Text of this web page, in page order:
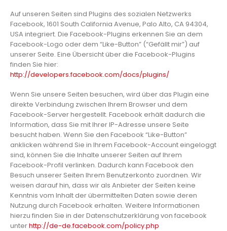
Auf unseren Seiten sind Plugins des sozialen Netzwerks
Facebook, 1601 South California Avenue, Palo Alto, CA 94304,
USA integriert. Die Facebook-Plugins erkennen Sie an dem
Facebook-Logo oder dem “Like-Button” (“Gefällt mir”) auf
unserer Seite. Eine Übersicht über die Facebook-Plugins
finden Sie hier:
http://developers.facebook.com/docs/plugins/
Wenn Sie unsere Seiten besuchen, wird über das Plugin eine
direkte Verbindung zwischen Ihrem Browser und dem
Facebook-Server hergestellt. Facebook erhält dadurch die
Information, dass Sie mit Ihrer IP-Adresse unsere Seite
besucht haben. Wenn Sie den Facebook “Like-Button”
anklicken während Sie in Ihrem Facebook-Account eingeloggt
sind, können Sie die Inhalte unserer Seiten auf Ihrem
Facebook-Profil verlinken. Dadurch kann Facebook den
Besuch unserer Seiten Ihrem Benutzerkonto zuordnen. Wir
weisen darauf hin, dass wir als Anbieter der Seiten keine
Kenntnis vom Inhalt der übermittelten Daten sowie deren
Nutzung durch Facebook erhalten. Weitere Informationen
hierzu finden Sie in der Datenschutzerklärung von facebook
unterhttp://de-de.facebook.com/policy.php